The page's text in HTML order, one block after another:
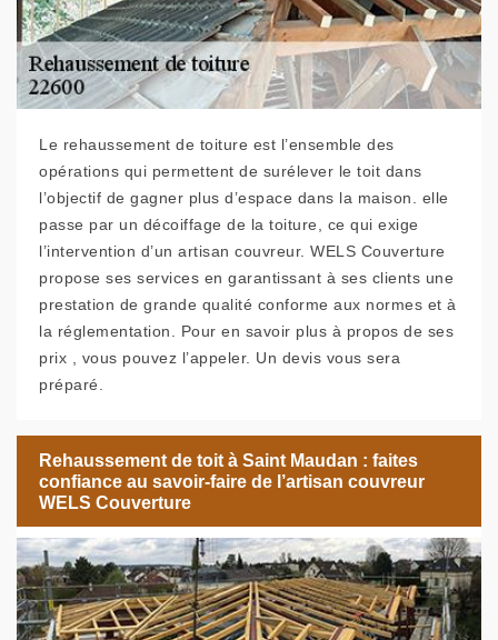
Le rehaussement de toiture est l’ensemble des
opérations qui permettent de surélever le toit dans
l’objectif de gagner plus d’espace dans la maison. elle
passe par un décoiffage de la toiture, ce qui exige
l’intervention d’un artisan couvreur. WELS Couverture
propose ses services en garantissant à ses clients une
prestation de grande qualité conforme aux normes et à
la réglementation. Pour en savoir plus à propos de ses
prix , vous pouvez l’appeler. Un devis vous sera
préparé.
Rehaussement de toit à Saint Maudan : faites
confiance au savoir-faire de l’artisan couvreur
WELS Couverture